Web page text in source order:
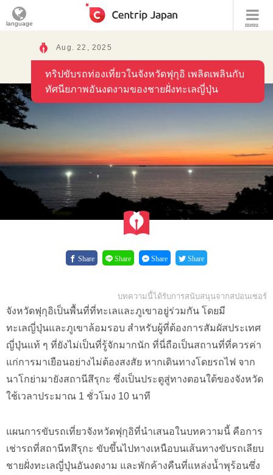
menu
language
Aug. 22, 2025
ทริปขับรถท่องเที่ยวในจังหวัดฟุกุอิ เพลิดเพลินกับ
ทัศนียภาพอันงดงามของชายฝั่งทะเลญี่ปุ่น
Share Share Share Share
บทความนี้ได้รับการสนับสนุนจากสปอนเซอร์
จังหวัดฟุกุอิเป็นพื้นที่ที่ทะเลและภูเขาอยู่ร่วมกัน โดยมี
ทะเลญี่ปุ่นและภูเขาล้อมรอบ สำหรับผู้ที่ต้องการสัมผัสประเทศ
ญี่ปุ่นแท้ ๆ ที่ยังไม่เป็นที่รู้จักมากนัก ที่นี่ถือเป็นสถานที่ที่ควรค่า
แก่การมาเยือนอย่างไม่ต้องสงสัย หากเดินทางโดยรถไฟ จาก
นาโกย่ามายังสถานีสึรุกะ ซึ่งเป็นประตูสู่ทางตอนใต้ของจังหวัด
ใช้เวลาประมาณ 1 ชั่วโมง 10 นาที
แผนการขับรถเที่ยวจังหวัดฟุกุอิที่นำเสนอในบทความนี้ คือการ
เช่ารถที่สถานีทสึรุกะ ขับขึ้นไปทางเหนือบนเส้นทางขับรถเลียบ
ชายฝั่งทะเลญี่ปุ่นอันงดงาม และพักค้างคืนที่แหล่งน้ำพุร้อนซึ่ง